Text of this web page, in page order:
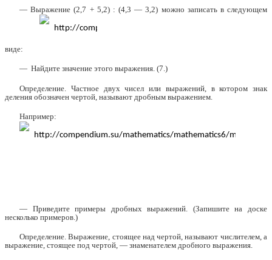
— Выражение (2,7 + 5,2) : (4,3 — 3,2) можно записать в следующем
виде:
— Найдите значение этого выражения. (7.)
Определение. Частное двух чисел или выражений, в котором знак
деления обозначен чертой, называют дробным выражением.
Например:
— Приведите примеры дробных выражений. (Запишите на доске
несколько примеров.)
Определение. Выражение, стоящее над чертой, называют числителем, а
выражение, стоящее под чертой, — знаменателем дробного выражения.